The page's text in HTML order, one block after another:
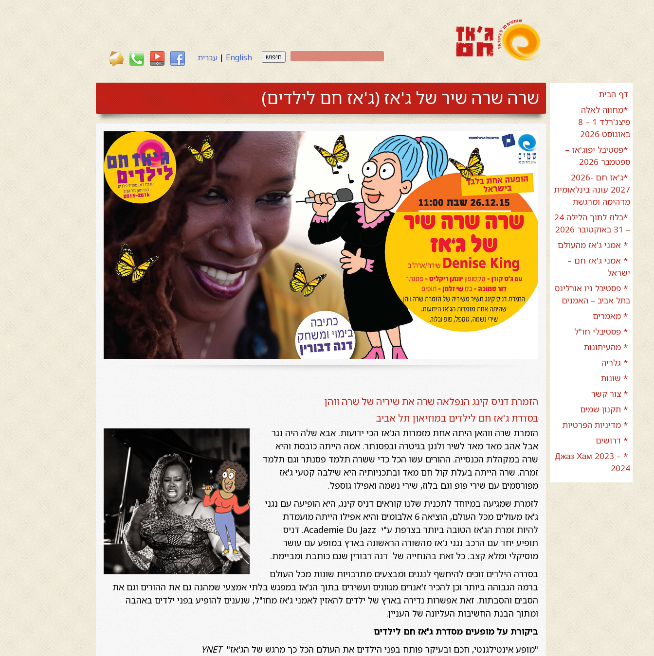
English
|עברית חיפוש
דף הבית
*מחווה לאלה
פיצג'רלד 1 – 8
באוגוסט 2026
*פסטיבל יפוג'אז –
ספטמבר 2026
*ג'אז חם 2026-
2027 עונה בינלאומית
מדהימה ומרגשת
*בלוז לתוך הלילה 24
– 31 באוקטובר 2026
* אמני ג'אז מהעולם
* אמני ג'אז חם –
ישראל
* פסטיבל ניו אורלינס
בתל אביב – האמנים
* מאמרים
* פסטיבלי חו"ל
* מהעיתונות
* גלריה
* שונות
* צור קשר
* תקנון שמים
* מדיניות הפרטיות
* דרושים
* Джаз Хам 2023 –
2024
שרה שרה שיר של ג'אז (ג'אז חם לילדים)
הזמרת דניס קינג הנפלאה שרה את שיריה של שרה ווהן
בסדרת ג'אז חם לילדים במוזיאון תל אביב
הזמרת שרה ווהאן היתה אחת מזמרות הג'אז הכי ידועות. אבא שלה היה נגר
אבל אהב מאד מאד לשיר ולנגן בגיטרה ובפסנתר. אמה הייתה כובסת והיא
שרה במקהלת הכנסייה. ההורים עשו הכל כדי ששרה תלמד פסנתר וגם תלמד
זמרה. שרה הייתה בעלת קול חם מאד ובתכניותיה היא שילבה קטעי ג'אז
מפורסמים עם שירי פופ וגם בלוז, שירי נשמה ואפילו גוספל.
לזמרת שמגיעה במיוחד לתכנית שלנו קוראים דניס קינג, היא הופיעה עם נגני
ג'אז מעולים מכל העולם, הוציאה 6 אלבומים והיא אפילו הייתה מועמדת
להיות זמרת הג'אז הטובה ביותר בצרפת ע"י Academie Du Jazz. דניס
תופיע יחד עם הרכב נגני ג'אז מהשורה הראשונה בארץ במופע עם עושר
מוסיקלי ומלא קצב. כל זאת בהנחייה של דנה דבורין שגם כותבת ומביימת.
בסדרה הילדים זוכים להיחשף לנגנים ומבצעים מתרבויות שונות מכל העולם
ברמה הגבוהה ביותר וכן להכיר ז'אנרים מגוונים ועשירים בתוך הג'אז במפגש בלתי אמצעי שמהנה גם את ההורים וגם את
הסבים והסבתות. זאת אפשרות נדירה בארץ של ילדים להאזין לאמני ג'אז מחו"ל, שנענים להופיע בפני ילדים באהבה
ומתוך הבנת החשיבות העליונה של העניין.
ביקורת על מופעים מסדרת ג'אז חם לילדים
"מופע אינטילגנטי, חכם ובעיקר פותח בפני הילדים את העולם הכל כך מרגש של הג'אז"YNET